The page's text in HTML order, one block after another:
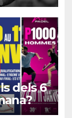
dels 6